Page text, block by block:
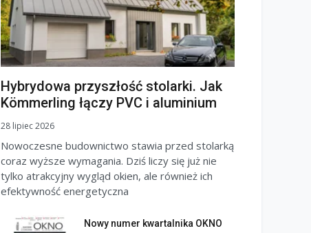
Hybrydowa przyszłość stolarki. Jak
Kömmerling łączy PVC i aluminium
28 lipiec 2026
Nowoczesne budownictwo stawia przed stolarką
coraz wyższe wymagania. Dziś liczy się już nie
tylko atrakcyjny wygląd okien, ale również ich
efektywność energetyczna
Nowy numer kwartalnika OKNO